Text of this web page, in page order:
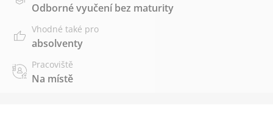
Odborné vyučení bez maturity
Vhodné také pro
absolventy
Pracoviště
Na místě